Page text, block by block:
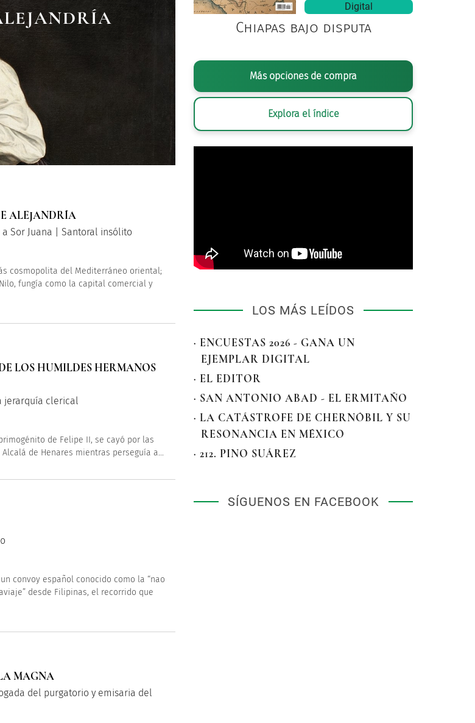
ALEJANDRÍA
Sor Juana | Santoral insólito
cosmopolita del Mediterráneo oriental;
fungía como la capital comercial y
LOS HUMILDES HERMANOS
jerarquía clerical
de Felipe II, se cayó por las
de Henares mientras perseguía a...
convoy español conocido como la “nao
desde Filipinas, el recorrido que
MAGNA
del purgatorio y emisaria del
Digital
Chiapas bajo disputa
Más opciones de compra
Explora el índice
LOS MÁS LEÍDOS
· ENCUESTAS 2026 - GANA UN
EJEMPLAR DIGITAL
· EL EDITOR
· SAN ANTONIO ABAD - EL ERMITAÑO
· LA CATÁSTROFE DE CHERNÓBIL Y SU
RESONANCIA EN MÉXICO
· 212. PINO SUÁREZ
SÍGUENOS EN FACEBOOK